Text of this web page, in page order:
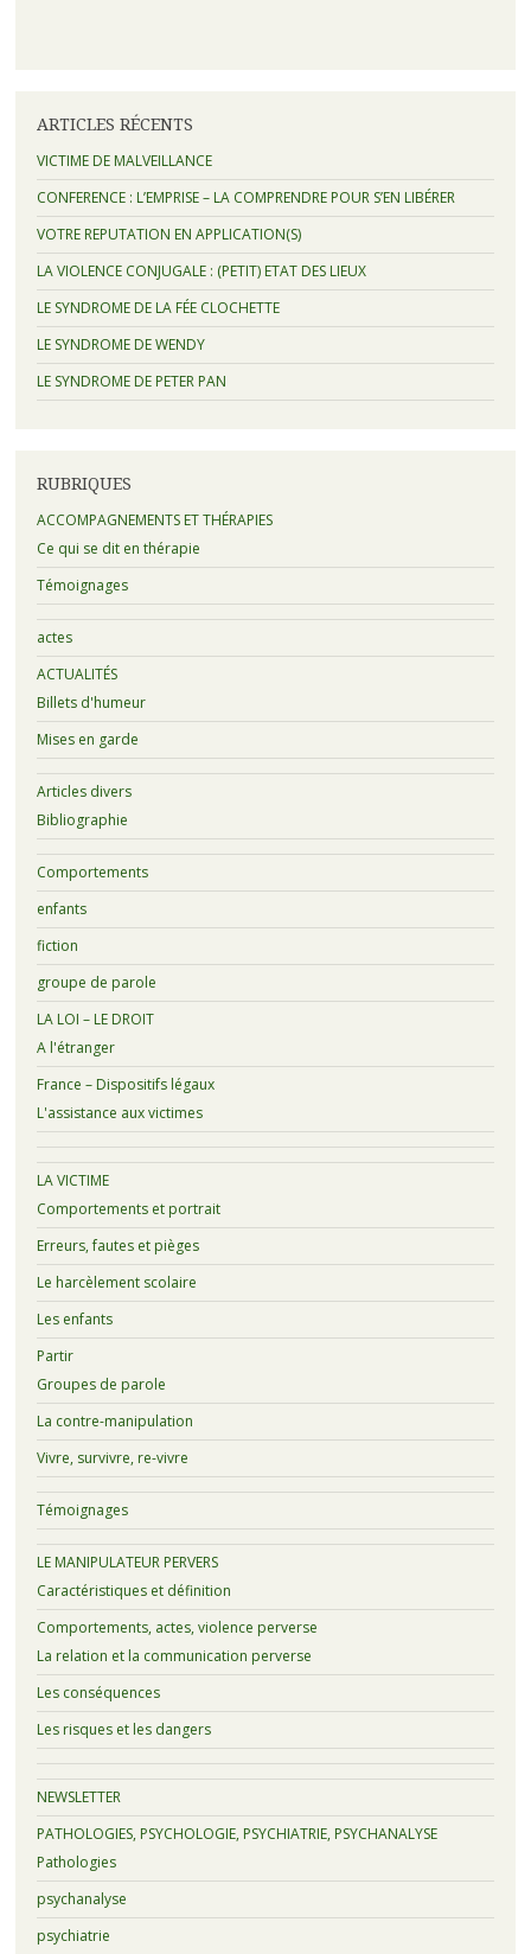
ARTICLES RÉCENTS
VICTIME DE MALVEILLANCE
CONFERENCE : L’EMPRISE – LA COMPRENDRE POUR S’EN LIBÉRER
VOTRE REPUTATION EN APPLICATION(S)
LA VIOLENCE CONJUGALE : (PETIT) ETAT DES LIEUX
LE SYNDROME DE LA FÉE CLOCHETTE
LE SYNDROME DE WENDY
LE SYNDROME DE PETER PAN
RUBRIQUES
ACCOMPAGNEMENTS ET THÉRAPIES
Ce qui se dit en thérapie
Témoignages
actes
ACTUALITÉS
Billets d'humeur
Mises en garde
Articles divers
Bibliographie
Comportements
enfants
fiction
groupe de parole
LA LOI – LE DROIT
A l'étranger
France – Dispositifs légaux
L'assistance aux victimes
LA VICTIME
Comportements et portrait
Erreurs, fautes et pièges
Le harcèlement scolaire
Les enfants
Partir
Groupes de parole
La contre-manipulation
Vivre, survivre, re-vivre
Témoignages
LE MANIPULATEUR PERVERS
Caractéristiques et définition
Comportements, actes, violence perverse
La relation et la communication perverse
Les conséquences
Les risques et les dangers
NEWSLETTER
PATHOLOGIES, PSYCHOLOGIE, PSYCHIATRIE, PSYCHANALYSE
Pathologies
psychanalyse
psychiatrie